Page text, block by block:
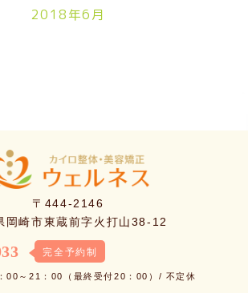
2018年6月
〒444-2146
岡崎市東蔵前字火打山38-12
完全予約制
00～21：00（最終受付20：00）/ 不定休